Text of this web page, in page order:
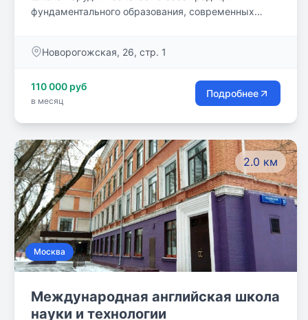
фундаментального образования, современных
Новорогожская, 26, стр. 1
110 000 руб
в месяц
Подробнее
2.0 км
Москва
Международная английская школа
науки и технологии